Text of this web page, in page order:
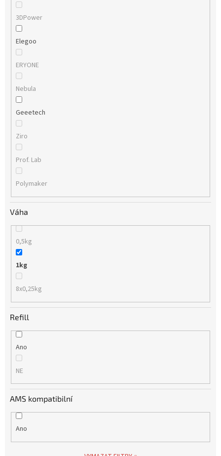
3DPower
Elegoo
ERYONE
Nebula
Geeetech
Ziro
Prof. Lab
Polymaker
Váha
0,5kg
1kg
8x0,25kg
Refill
Ano
NE
AMS kompatibilní
Ano